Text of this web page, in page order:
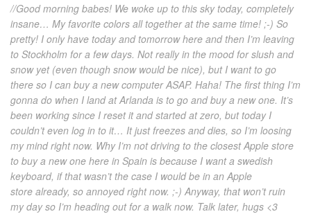
//Good morning babes! We woke up to this sky today, completely
insane… My favorite colors all together at the same time! ;-) So
pretty! I only have today and tomorrow here and then I’m leaving
to Stockholm for a few days. Not really in the mood for slush and
snow yet (even though snow would be nice), but I want to go
there so I can buy a new computer ASAP. Haha! The first thing I’m
gonna do when I land at Arlanda is to go and buy a new one. It’s
been working since I reset it and started at zero, but today I
couldn’t even log in to it… It just freezes and dies, so I’m loosing
my mind right now. Why I’m not driving to the closest Apple store
to buy a new one here in Spain is because I want a swedish
keyboard, if that wasn’t the case I would be in an Apple
store already, so annoyed right now. ;-) Anyway, that won’t ruin
my day so I’m heading out for a walk now. Talk later, hugs <3